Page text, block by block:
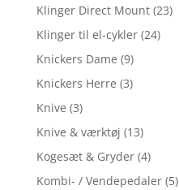
Klinger Direct Mount (23)
Klinger til el-cykler (24)
Knickers Dame (9)
Knickers Herre (3)
Knive (3)
Knive & værktøj (13)
Kogesæt & Gryder (4)
Kombi- / Vendepedaler (5)